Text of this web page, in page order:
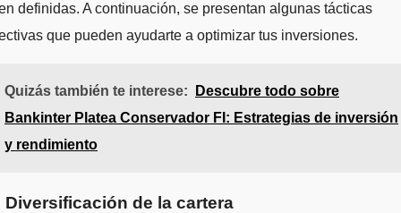
definidas. A continuación, se presentan algunas tácticas
que pueden ayudarte a optimizar tus inversiones.
Quizás también te interese:
Descubre todo sobre
Bankinter Platea Conservador FI: Estrategias de inversión
y rendimiento
Diversificación de la cartera